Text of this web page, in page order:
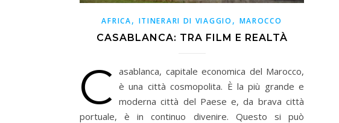
AFRICA, ITINERARI DI VIAGGIO , MAROCCO
CASABLANCA: TRA FILM E REALTÀ
C asablanca, capitale economica del Marocco,
è una città cosmopolita. È la più grande e
moderna città del Paese e, da brava città
portuale, è in continuo divenire. Questo si può